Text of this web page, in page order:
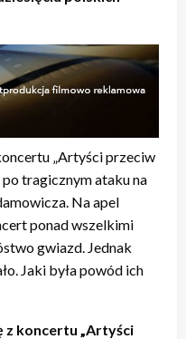
„Artyści przeciw
po tragicznym ataku na
Na apel
ponad wszelkimi
gwiazd. Jednak
Jaki była powód ich
z koncertu „Artyści